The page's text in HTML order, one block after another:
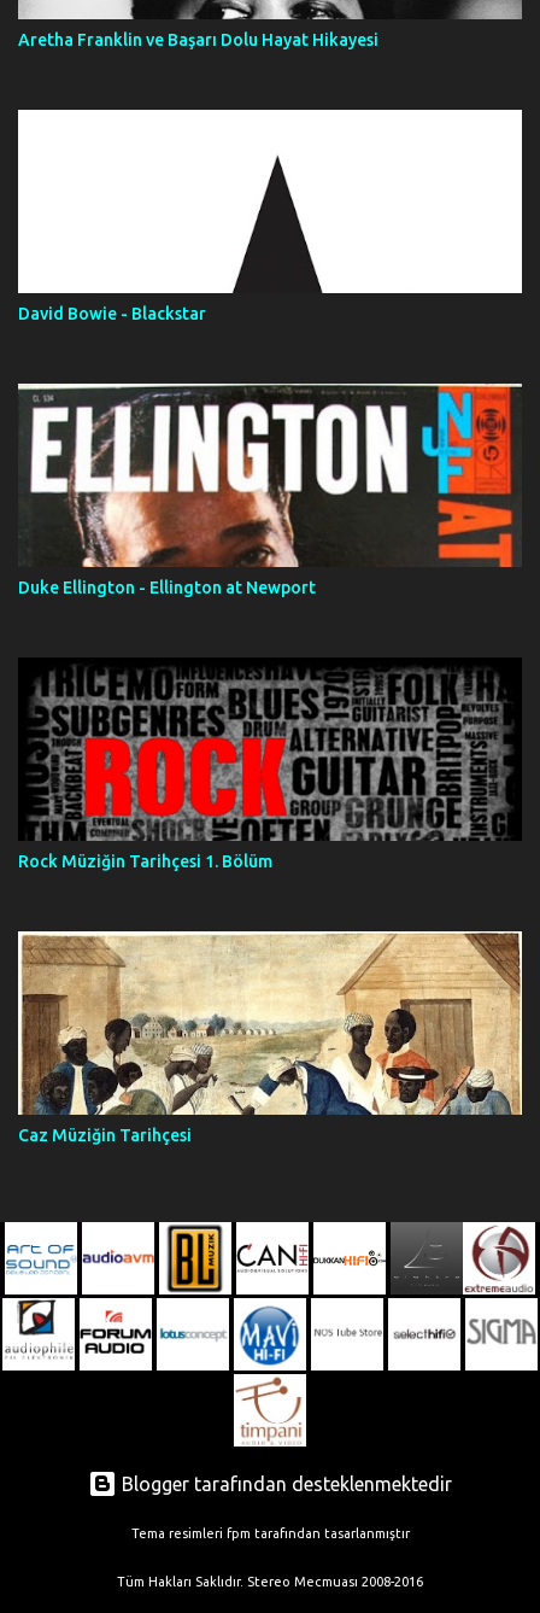
Aretha Franklin ve Başarı Dolu Hayat Hikayesi
David Bowie - Blackstar
Duke Ellington - Ellington at Newport
Rock Müziğin Tarihçesi 1. Bölüm
Caz Müziğin Tarihçesi
Blogger tarafından desteklenmektedir
Tema resimleri fpm tarafından tasarlanmıştır
Tüm Hakları Saklıdır. Stereo Mecmuası 2008-2016